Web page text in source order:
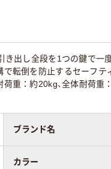
出し全段を1つの鍵で一
転倒を防止するセーフテ
重：約20kg、全体耐荷重
ブランド名
カラー